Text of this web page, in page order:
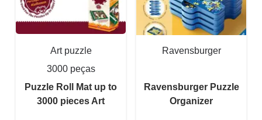
Art puzzle
3000 peças
Puzzle Roll Mat up to
3000 pieces Art
Ravensburger
Ravensburger Puzzle
Organizer